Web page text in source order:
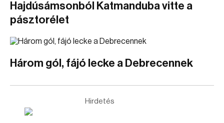
Hajdúsámsonból Katmanduba vitte a
pásztorélet
Három gól, fájó lecke a Debrecennek
Hirdetés